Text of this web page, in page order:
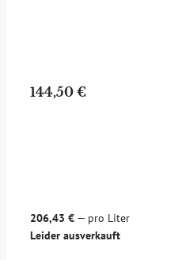
144,50 €
206,43 € — pro Liter
Leider ausverkauft